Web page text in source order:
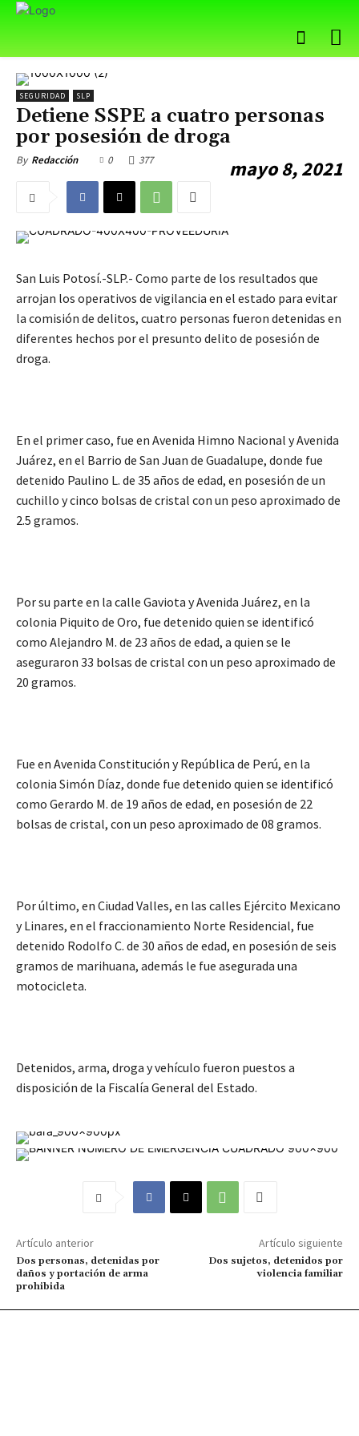
SEGURIDAD SLP
Detiene SSPE a cuatro personas
por posesión de droga
By Redacción mayo 8, 2021
0 377
San Luis Potosí.-SLP.- Como parte de los resultados que
arrojan los operativos de vigilancia en el estado para evitar
la comisión de delitos, cuatro personas fueron detenidas en
diferentes hechos por el presunto delito de posesión de
droga.
En el primer caso, fue en Avenida Himno Nacional y Avenida
Juárez, en el Barrio de San Juan de Guadalupe, donde fue
detenido Paulino L. de 35 años de edad, en posesión de un
cuchillo y cinco bolsas de cristal con un peso aproximado de
2.5 gramos.
Por su parte en la calle Gaviota y Avenida Juárez, en la
colonia Piquito de Oro, fue detenido quien se identificó
como Alejandro M. de 23 años de edad, a quien se le
aseguraron 33 bolsas de cristal con un peso aproximado de
20 gramos.
Fue en Avenida Constitución y República de Perú, en la
colonia Simón Díaz, donde fue detenido quien se identificó
como Gerardo M. de 19 años de edad, en posesión de 22
bolsas de cristal, con un peso aproximado de 08 gramos.
Por último, en Ciudad Valles, en las calles Ejército Mexicano
y Linares, en el fraccionamiento Norte Residencial, fue
detenido Rodolfo C. de 30 años de edad, en posesión de seis
gramos de marihuana, además le fue asegurada una
motocicleta.
Detenidos, arma, droga y vehículo fueron puestos a
disposición de la Fiscalía General del Estado.
Artículo anterior
Dos personas, detenidas por
daños y portación de arma
prohibida
Artículo siguiente
Dos sujetos, detenidos por
violencia familiar